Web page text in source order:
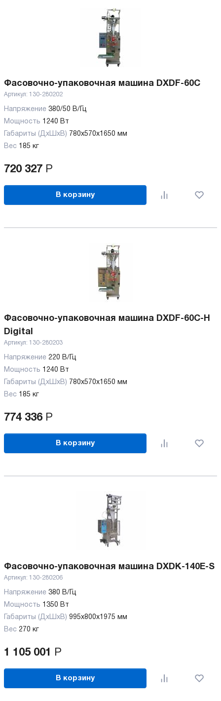
Фасовочно-упаковочная машина DXDF-60C
Артикул: 130-280202
Напряжение 380/50 В/Гц
Мощность 1240 Вт
Габариты (ДхШхВ) 780х570х1650 мм
Вес 185 кг
720 327 Р
В корзину
Фасовочно-упаковочная машина DXDF-60C-H
Digital
Артикул: 130-280203
Напряжение 220 В/Гц
Мощность 1240 Вт
Габариты (ДхШхВ) 780х570х1650 мм
Вес 185 кг
774 336 Р
В корзину
Фасовочно-упаковочная машина DXDK-140Е-S
Артикул: 130-280206
Напряжение 380 В/Гц
Мощность 1350 Вт
Габариты (ДхШхВ) 995х800х1975 мм
Вес 270 кг
1 105 001 Р
В корзину